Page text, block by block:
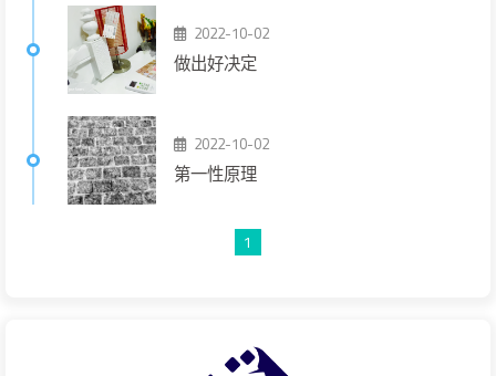
2022-10-02
做出好决定
2022-10-02
第一性原理
1